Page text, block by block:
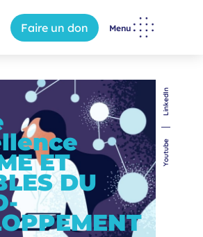
Faire un don Menu
Youtube
LinkedIn
ET
DU